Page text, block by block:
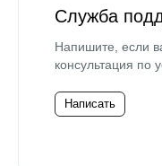
Служба
Напишите, если
консультация по
Написать